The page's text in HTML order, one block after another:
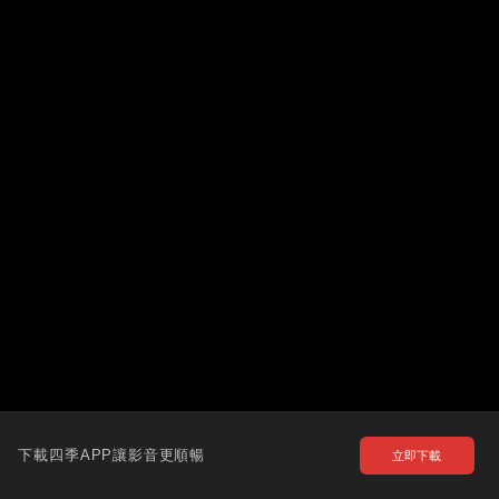
下載四季APP讓影音更順暢 立即下載